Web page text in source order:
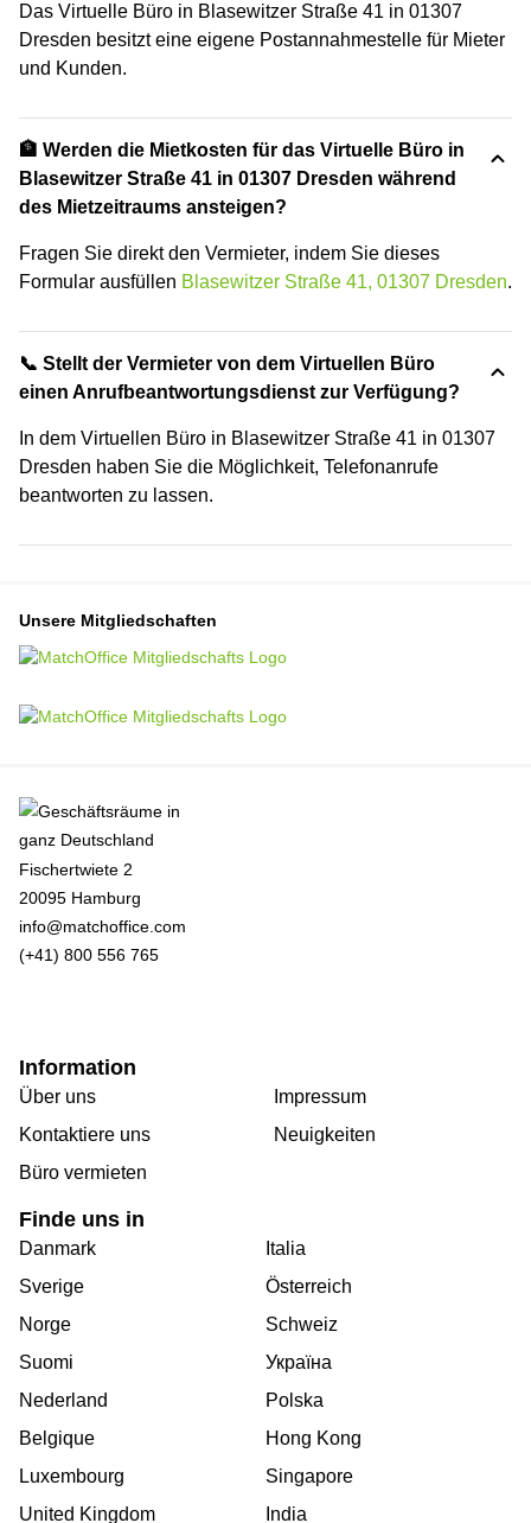
Das Virtuelle Büro in Blasewitzer Straße 41 in 01307
Dresden besitzt eine eigene Postannahmestelle für Mieter
und Kunden.
🏦 Werden die Mietkosten für das Virtuelle Büro in
Blasewitzer Straße 41 in 01307 Dresden während
des Mietzeitraums ansteigen?
Fragen Sie direkt den Vermieter, indem Sie dieses
Formular ausfüllen Blasewitzer Straße 41, 01307 Dresden.
📞 Stellt der Vermieter von dem Virtuellen Büro
einen Anrufbeantwortungsdienst zur Verfügung?
In dem Virtuellen Büro in Blasewitzer Straße 41 in 01307
Dresden haben Sie die Möglichkeit, Telefonanrufe
beantworten zu lassen.
Unsere Mitgliedschaften
Fischertwiete 2
20095 Hamburg
info@matchoffice.com
(+41) 800 556 765
Information
Über uns
Kontaktiere uns
Büro vermieten
Impressum
Neuigkeiten
Finde uns in
Danmark
Sverige
Norge
Suomi
Nederland
Belgique
Luxembourg
United Kingdom
Italia
Österreich
Schweiz
Україна
Polska
Hong Kong
Singapore
India